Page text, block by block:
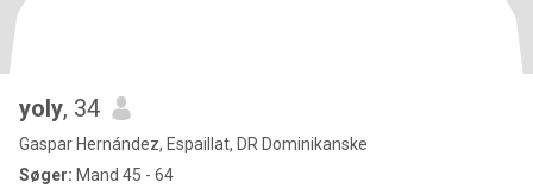
yoly, 34
Gaspar Hernández, Espaillat, DR Dominikanske
Søger: Mand 45 - 64